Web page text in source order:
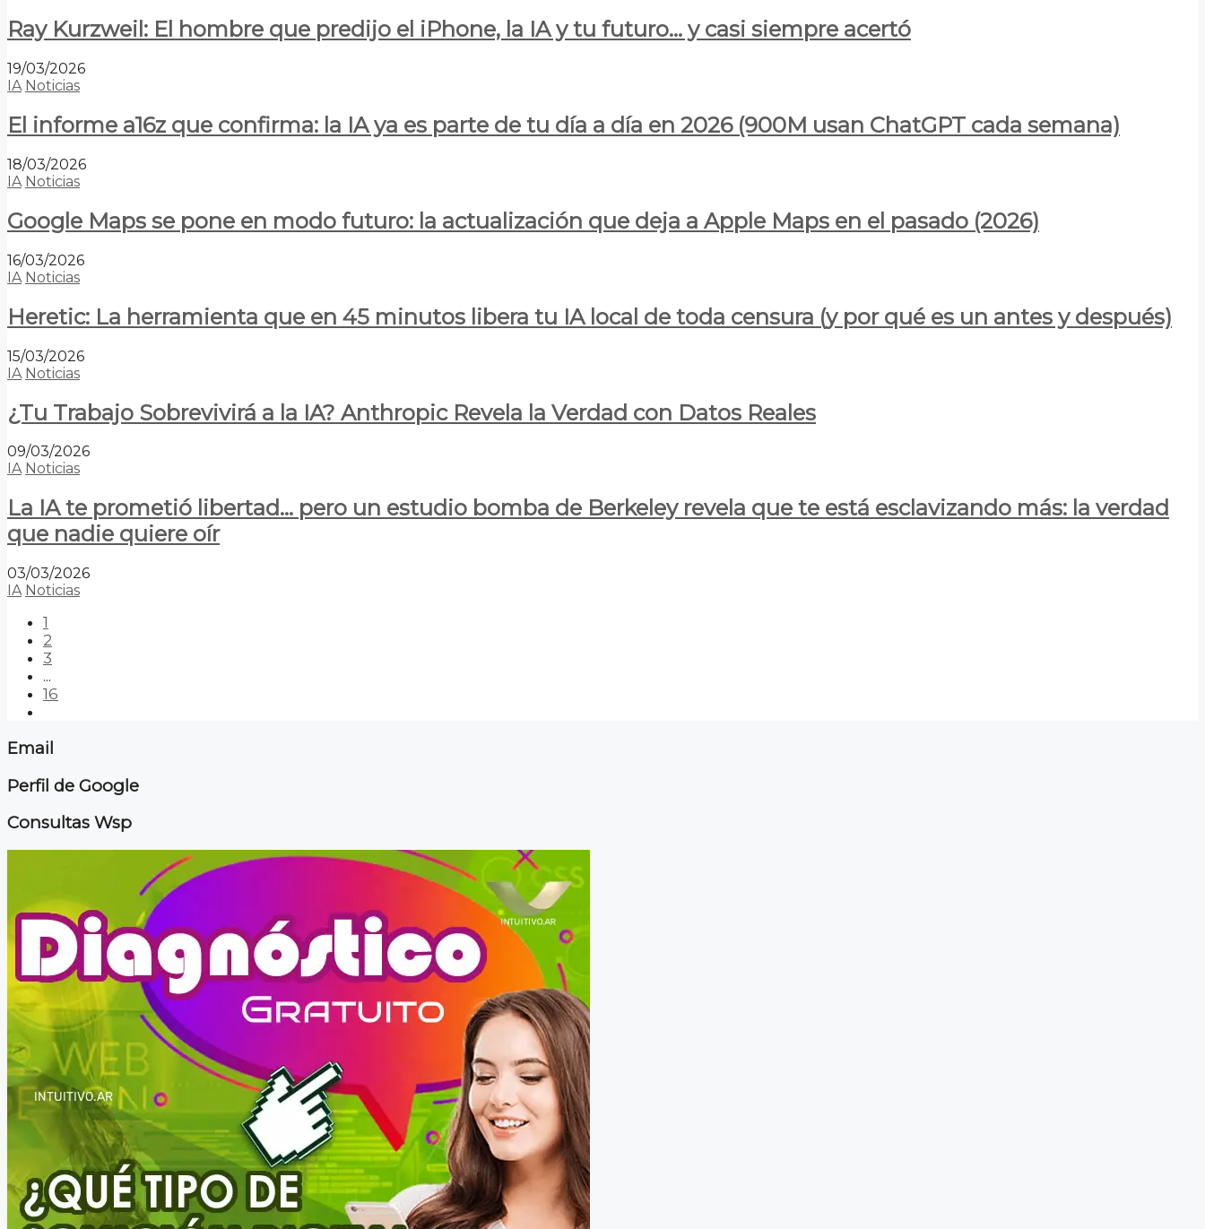
Ray Kurzweil: El hombre que predijo el iPhone, la IA y tu futuro… y casi siempre acertó
19/03/2026
IA Noticias
El informe a16z que confirma: la IA ya es parte de tu día a día en 2026 (900M usan ChatGPT cada semana)
18/03/2026
IA Noticias
Google Maps se pone en modo futuro: la actualización que deja a Apple Maps en el pasado (2026)
16/03/2026
IA Noticias
Heretic: La herramienta que en 45 minutos libera tu IA local de toda censura (y por qué es un antes y después)
15/03/2026
IA Noticias
¿Tu Trabajo Sobrevivirá a la IA? Anthropic Revela la Verdad con Datos Reales
09/03/2026
IA Noticias
La IA te prometió libertad… pero un estudio bomba de Berkeley revela que te está esclavizando más: la verdad
que nadie quiere oír
03/03/2026
IA Noticias
1
2
3
...
16
Email
Perfil de Google
Consultas Wsp